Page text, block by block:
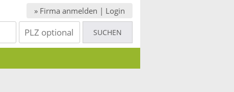
» Firma anmelden | Login